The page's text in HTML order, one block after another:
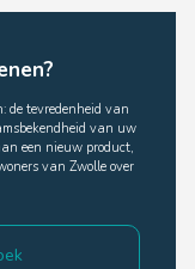
de tevredenheid van
van uw
een nieuw product,
van Zwolle over